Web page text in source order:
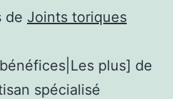
de Joints toriques
plus] de
spécialisé